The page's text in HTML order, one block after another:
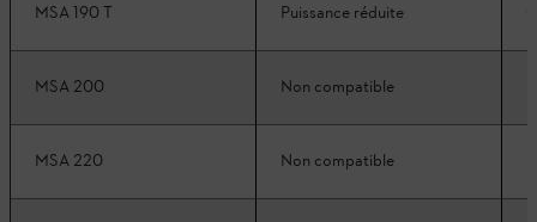
MSA 190 T Puissance réduite
MSA 200 Non compatible
MSA 220 Non compatible